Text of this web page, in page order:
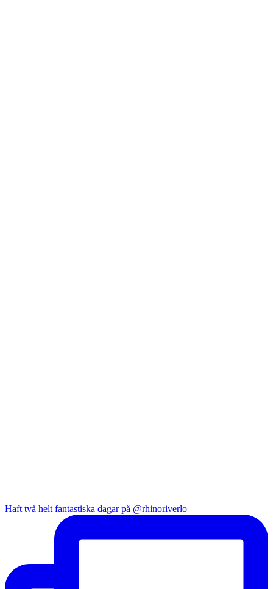
Haft två helt fantastiska dagar på @rhinoriverlo